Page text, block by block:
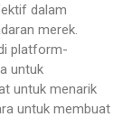
dalam
merek.
platform-
untuk
untuk menarik
untuk membuat